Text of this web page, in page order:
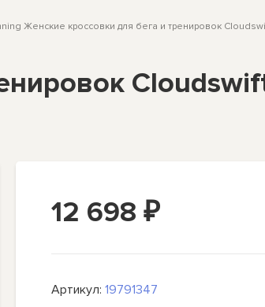
Женские кроссовки для бега и тренировок
12 698₽
Артикул:19791347